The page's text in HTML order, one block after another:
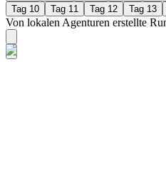
Tag 10
Tag 11 Tag 12 Tag 13
Von lokalen Agenturen erstellte